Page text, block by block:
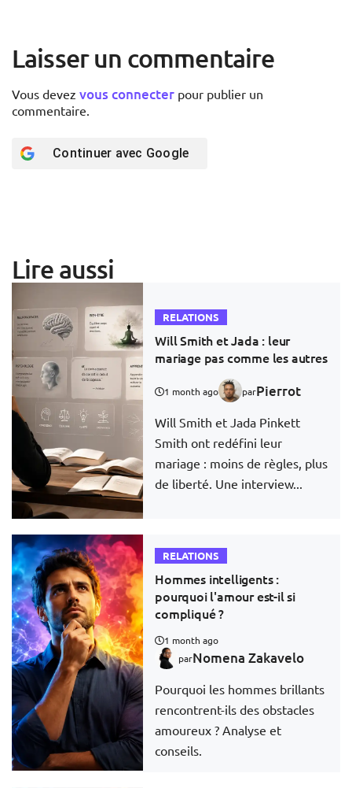
Laisser un commentaire
Vous devez vous connecter pour publier un
commentaire.
Continuer avec Google
Lire aussi
RELATIONS
Will Smith et Jada : leur
mariage pas comme les autres
1 month ago parPierrot
Will Smith et Jada Pinkett
Smith ont redéfini leur
mariage : moins de règles, plus
de liberté. Une interview...
RELATIONS
Hommes intelligents :
pourquoi l'amour est-il si
compliqué ?
1 month ago
parNomena Zakavelo
Pourquoi les hommes brillants
rencontrent-ils des obstacles
amoureux ? Analyse et
conseils.